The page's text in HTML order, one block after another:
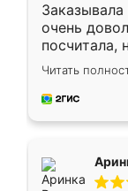
очень
посчитала,
Замерщик
делу со
за день,
Читать